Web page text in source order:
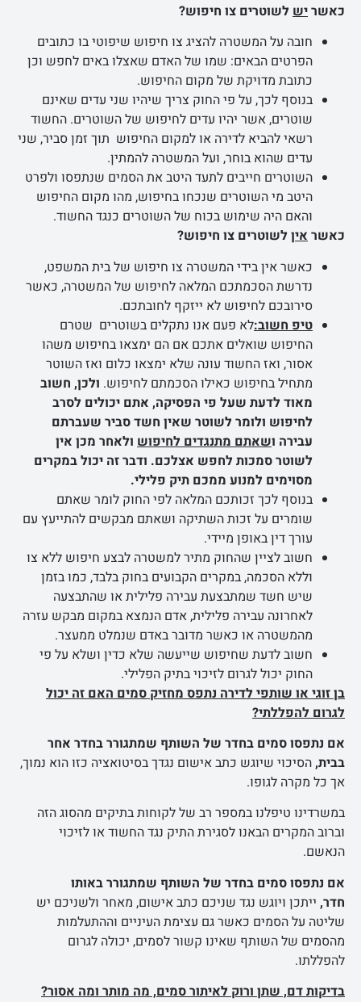
כאשריש לשוטרים צו חיפוש?
חובה על המשטרה להציג צו חיפוש שיפוטי בו כתובים
הפרטים הבאים: שמו של האדם שאצלו באים לחפש וכן
כתובת מדויקת של מקום החיפוש.
בנוסף לכך, על פי החוק צריך שיהיו שני עדים שאינם
שוטרים, אשר יהיו עדים לחיפוש של השוטרים. החשוד
רשאי להביא לדירה או למקום החיפוש תוך זמן סביר, שני
עדים שהוא בוחר, ועל המשטרה להמתין.
השוטרים חייבים לתעד היטב את הסמים שנתפסו ולפרט
היטב מי השוטרים שנכחו בחיפוש, מהו מקום החיפוש
והאם היה שימוש בכוח של השוטרים כנגד החשוד.
כאשראין לשוטרים צו חיפוש?
כאשר אין בידי המשטרה צו חיפוש של בית המשפט,
נדרשת הסכמתכם המלאה לחיפוש של המשטרה, כאשר
סירובכם לחיפוש לא ייזקף לחובתכם.
טיפ חשוב:לא פעם אנו נתקלים בשוטרים שטרם
החיפוש שואלים אתכם אם הם ימצאו בחיפוש משהו
אסור, ואז החשוד עונה שלא ימצאו כלום ואז השוטר
מתחיל בחיפוש כאילו הסכמתם לחיפוש. ולכן, חשוב
מאוד לדעת שעל פי הפסיקה, אתם יכולים לסרב
לחיפוש ולומר לשוטר שאין חשד סביר שעברתם
עבירה ושאתם מתנגדים לחיפוש ולאחר מכן אין
לשוטר סמכות לחפש אצלכם. ודבר זה יכול במקרים
מסוימים למנוע ממכם תיק פלילי.
בנוסף לכך זכותכם המלאה לפי החוק לומר שאתם
שומרים על זכות השתיקה ושאתם מבקשים להתייעץ עם
עורך דין באופן מיידי.
חשוב לציין שהחוק מתיר למשטרה לבצע חיפוש ללא צו
וללא הסכמה, במקרים הקבועים בחוק בלבד, כמו בזמן
שיש חשד שמתבצעת עבירה פלילית או שהתבצעה
לאחרונה עבירה פלילית, אדם הנמצא במקום מבקש עזרה
מהמשטרה או כאשר מדובר באדם שנמלט ממעצר.
חשוב לדעת שחיפוש שייעשה שלא כדין ושלא על פי
החוק יכול לגרום לזיכוי בתיק הפלילי.
בן זוגי או שותפי לדירה נתפס מחזיק סמים האם זה יכול
לגרום להפללתי?
אם נתפסו סמים בחדר של השותף שמתגורר בחדר אחר
בבית,הסיכוי שיוגש כתב אישום נגדך בסיטואציה כזו הוא נמוך,
אך כל מקרה לגופו.
במשרדינו טיפלנו במספר רב של לקוחות בתיקים מהסוג הזה
וברוב המקרים הבאנו לסגירת התיק נגד החשוד או לזיכוי
הנאשם.
אם נתפסו סמים בחדר של השותף שמתגורר באותו
חדר, ייתכן ויוגש נגד שניכם כתב אישום, מאחר ולשניכם יש
שליטה על הסמים כאשר גם עצימת העיניים וההתעלמות
מהסמים של השותף שאינו קשור לסמים, יכולה לגרום
להפללתו.
בדיקות דם, שתן ורוק לאיתור סמים, מה מותר ומה אסור?